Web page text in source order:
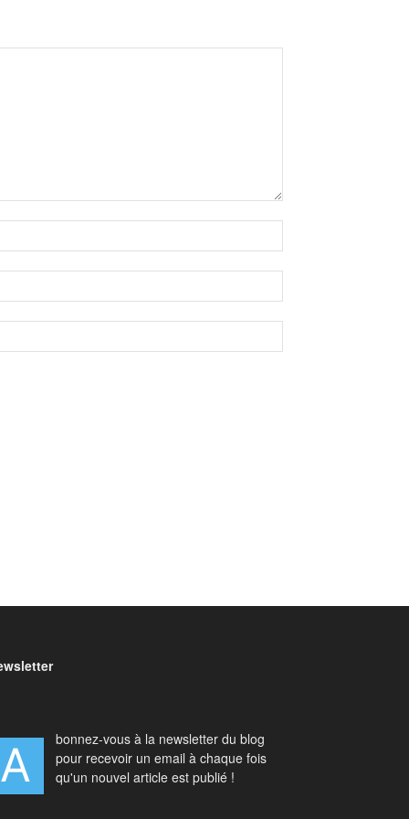
A
bonnez-vous à la newsletter du blog
pour recevoir un email à chaque fois
qu'un nouvel article est publié !